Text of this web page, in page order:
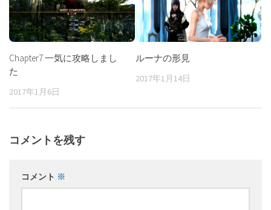
Chapter7 一気に攻略しまし
た
2017年1月6日
ルーナの形見
2017年1月14日
コメントを残す
コメント ※